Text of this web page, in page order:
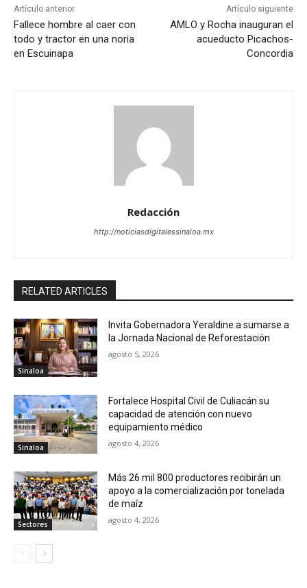
Artículo anterior
Fallece hombre al caer con
todo y tractor en una noria
en Escuinapa
Artículo siguiente
AMLO y Rocha inauguran el
acueducto Picachos-
Concordia
Redacción
http://noticiasdigitalessinaloa.mx
RELATED ARTICLES
Sinaloa
Invita Gobernadora Yeraldine a sumarse a
la Jornada Nacional de Reforestación
agosto 5, 2026
Sinaloa
Fortalece Hospital Civil de Culiacán su
capacidad de atención con nuevo
equipamiento médico
agosto 4, 2026
Sectores
Más 26 mil 800 productores recibirán un
apoyo a la comercialización por tonelada
de maíz
agosto 4, 2026